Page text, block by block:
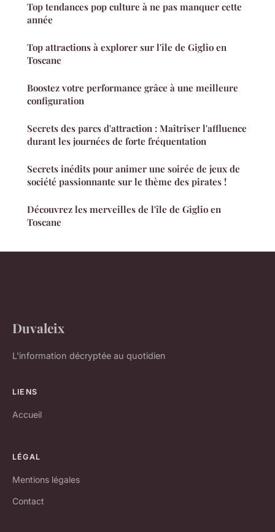
Top tendances pop culture à ne pas manquer cette
année
Top attractions à explorer sur l'île de Giglio en
Toscane
Boostez votre performance grâce à une meilleure
configuration
Secrets des parcs d'attraction : Maîtriser l'affluence
durant les journées de forte fréquentation
Secrets inédits pour animer une soirée de jeux de
société passionnante sur le thème des pirates !
Découvrez les merveilles de l'île de Giglio en
Toscane
Duvaleix
L'information décryptée au quotidien
LIENS
Accueil
LÉGAL
Mentions légales
Contact